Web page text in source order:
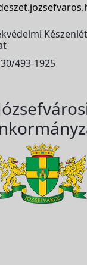
493-1925